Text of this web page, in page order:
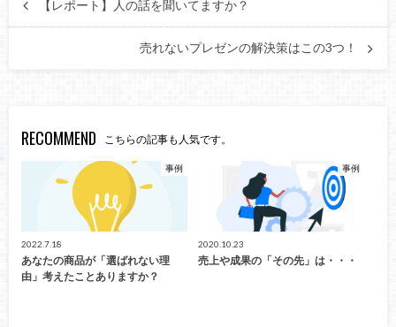
【レポート】人の話を聞いてますか？
売れないプレゼンの解決策はこの3つ！
RECOMMEND こちらの記事も人気です。
事例
2022.7.18
あなたの商品が「選ばれない理
由」考えたことありますか？
事例
2020.10.23
売上や成果の「その先」は・・・